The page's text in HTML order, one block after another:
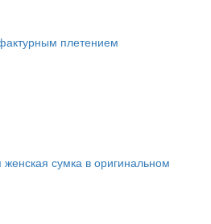
плетением
сумка в оригинальном